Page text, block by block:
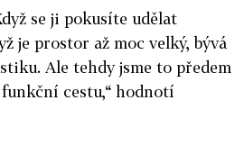
se ji pokusíte udělat
je prostor až moc velký, bývá
Ale tehdy jsme to předem
cestu,“ hodnotí